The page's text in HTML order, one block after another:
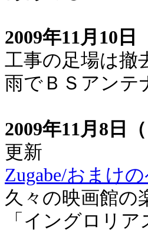
2009年11月10日
工事の足場は撤
雨でＢＳアンテ
2009年11月8日（
更新
Zugabe/おまけ
久々の映画館の
「イングロリ